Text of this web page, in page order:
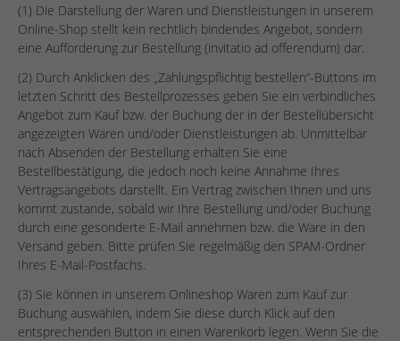
(1) Die Darstellung der Waren und Dienstleistungen in unserem
Online-Shop stellt kein rechtlich bindendes Angebot, sondern
eine Aufforderung zur Bestellung (invitatio ad offerendum) dar.
(2) Durch Anklicken des „Zahlungspflichtig bestellen“-Buttons im
letzten Schritt des Bestellprozesses geben Sie ein verbindliches
Angebot zum Kauf bzw. der Buchung der in der Bestellübersicht
angezeigten Waren und/oder Dienstleistungen ab. Unmittelbar
nach Absenden der Bestellung erhalten Sie eine
Bestellbestätigung, die jedoch noch keine Annahme Ihres
Vertragsangebots darstellt. Ein Vertrag zwischen Ihnen und uns
kommt zustande, sobald wir Ihre Bestellung und/oder Buchung
durch eine gesonderte E-Mail annehmen bzw. die Ware in den
Versand geben. Bitte prüfen Sie regelmäßig den SPAM-Ordner
Ihres E-Mail-Postfachs.
(3) Sie können in unserem Onlineshop Waren zum Kauf zur
Buchung auswählen, indem Sie diese durch Klick auf den
entsprechenden Button in einen Warenkorb legen. Wenn Sie die